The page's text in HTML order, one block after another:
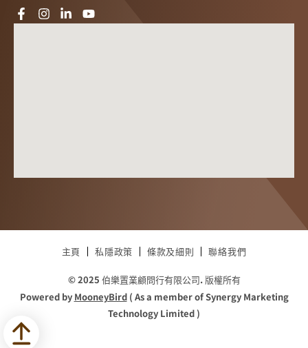
主頁 私隱政策 條款及細則 聯絡我們
© 2025 伯樂置業顧問行有限公司. 版權所有
Powered by MooneyBird( As a member of Synergy Marketing
Technology Limited )